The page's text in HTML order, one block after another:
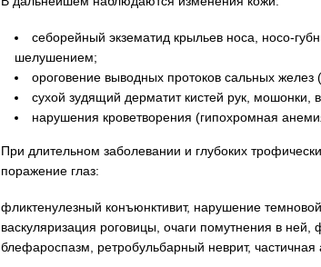
себорейный экзематид крыльев носа, носо-
шелушением;
ороговение выводных протоков сальных желез
сухой зудящий дерматит кистей рук, мошонки,
нарушения кроветворения (гипохромная
При длительном заболевании и глубоких
поражение глаз:
фликтенулезный конъюнктивит, нарушение
васкуляризация роговицы, очаги помутнения в
блефароспазм, ретробульбарный неврит, частичная